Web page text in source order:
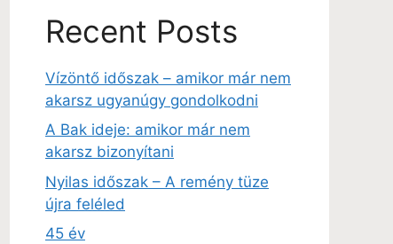
Recent Posts
Vízöntő időszak – amikor már nem
akarsz ugyanúgy gondolkodni
A Bak ideje: amikor már nem
akarsz bizonyítani
Nyilas időszak – A remény tüze
újra feléled
45 év